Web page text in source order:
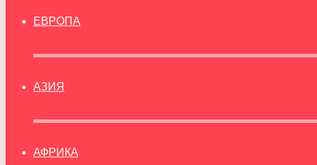
ЕВРОПА
АЗИЯ
АФРИКА